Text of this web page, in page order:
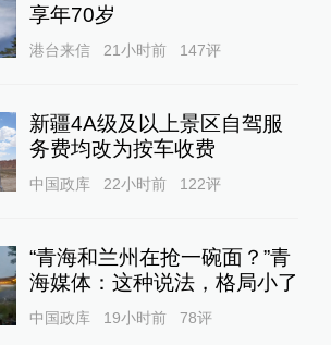
享年70岁
港台来信 21小时前 147评
新疆4A级及以上景区自驾服
务费均改为按车收费
中国政库 22小时前 122评
“青海和兰州在抢一碗面？”青
海媒体：这种说法，格局小了
中国政库 19小时前 78评